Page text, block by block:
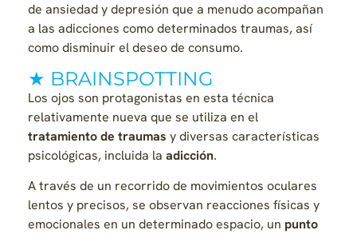
de ansiedad y depresión que a menudo acompañan
a las adicciones como determinados traumas, así
como disminuir el deseo de consumo.
★ BRAINSPOTTING
Los ojos son protagonistas en esta técnica
relativamente nueva que se utiliza en el
tratamiento de traumas y diversas características
psicológicas, incluida la adicción.
A través de un recorrido de movimientos oculares
lentos y precisos, se observan reacciones físicas y
emocionales en un determinado espacio, un punto